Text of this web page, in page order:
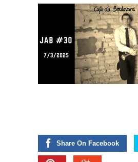
Share On Facebook